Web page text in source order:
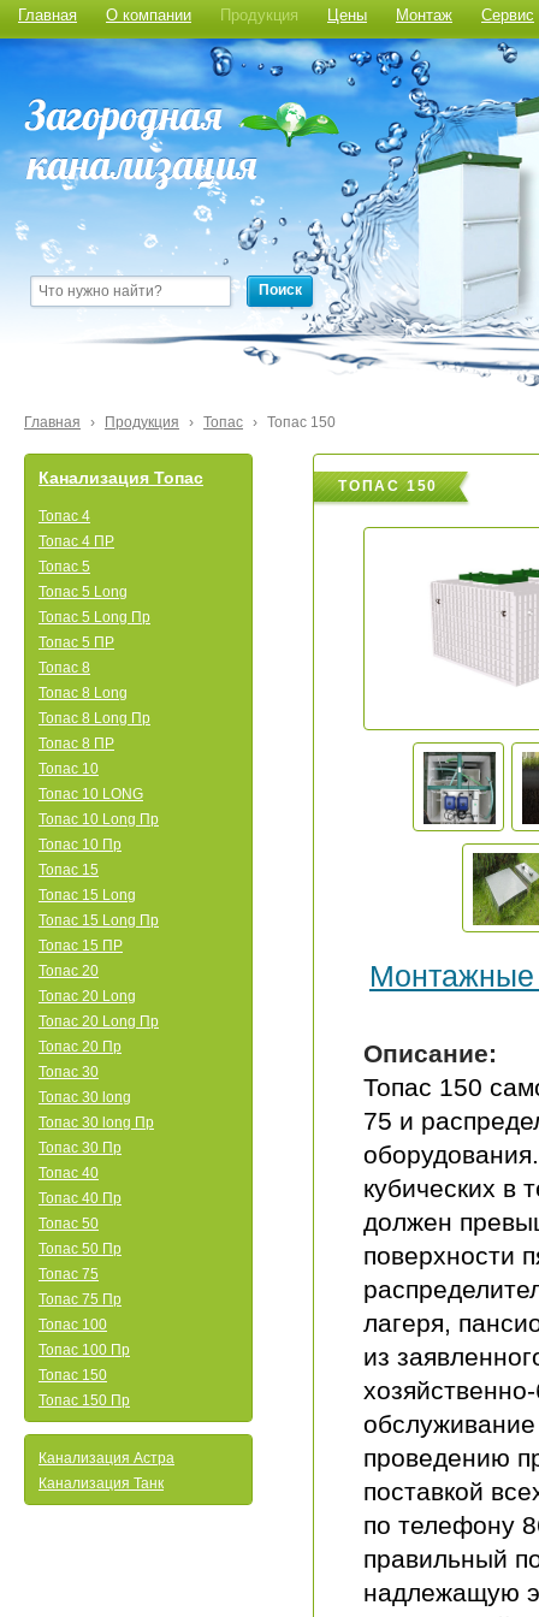
Главная О компании Продукция Цены Монтаж Сервис
Поиск
Главная › Продукция › Топас › Топас 150
Канализация Топас
Топас 4
Топас 4 ПР
Топас 5
Топас 5 Long
Топас 5 Long Пр
Топас 5 ПР
Топас 8
Топас 8 Long
Топас 8 Long Пр
Топас 8 ПР
Топас 10
Топас 10 LONG
Топас 10 Long Пр
Топас 10 Пр
Топас 15
Топас 15 Long
Топас 15 Long Пр
Топас 15 ПР
Топас 20
Топас 20 Long
Топас 20 Long Пр
Топас 20 Пр
Топас 30
Топас 30 long
Топас 30 long Пр
Топас 30 Пр
Топас 40
Топас 40 Пр
Топас 50
Топас 50 Пр
Топас 75
Топас 75 Пр
Топас 100
Топас 100 Пр
Топас 150
Топас 150 Пр
Канализация Астра
Канализация Танк
ТОПАС 150
Описание:
Топас 150
75 и
кубических в
должен
поверхности
лагеря,
из
проведению
поставкой
по телефону
правильный
надлежащую